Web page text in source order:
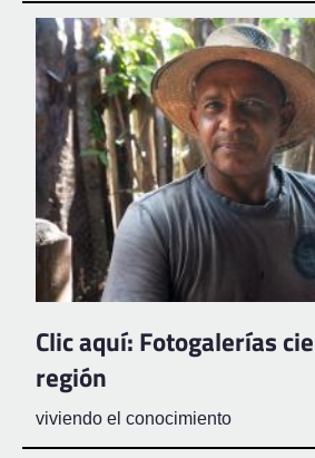
Clic aquí: Fotogalerías
región
viviendo el conocimiento